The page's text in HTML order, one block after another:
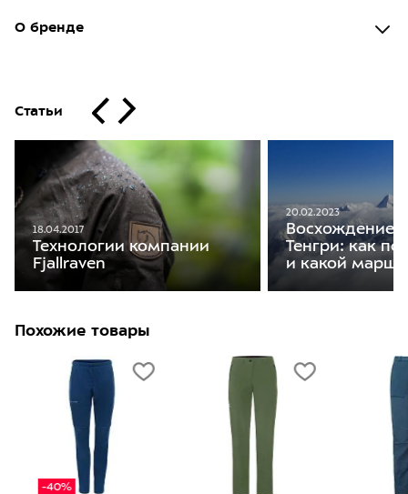
О бренде
Статьи
18.04.2017
Технологии компании
Fjallraven
20.02.2023
Восхождение
Тенгри: как
и какой
Похожие товары
-40%